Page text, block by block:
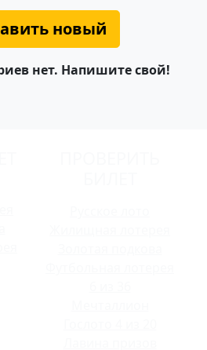
новый
нет. Напишите свой!